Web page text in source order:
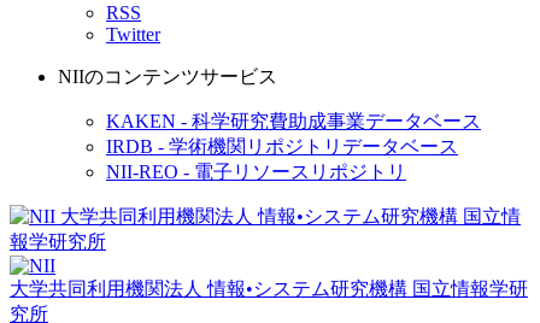
RSS
Twitter
NIIのコンテンツサービス
KAKEN - 科学研究費助成事業データベース
IRDB - 学術機関リポジトリデータベース
NII-REO - 電子リソースリポジトリ
大学共同利用機関法人 情報•システム研究機構 国立情報学研
究所